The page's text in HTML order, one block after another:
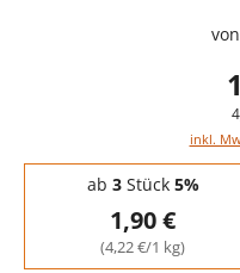
von
inkl.
Staffelpreise - Mengenrabatt
ab 3Stück 5%
1,90 €
(4,22 €/1 kg)